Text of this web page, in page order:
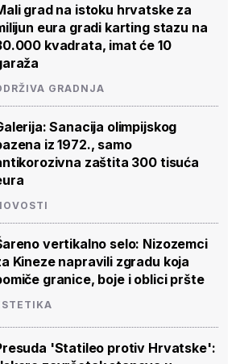
grad na istoku hrvatske za
eura gradi karting stazu na
kvadrata, imat će 10
GRADNJA
Sanacija olimpijskog
iz 1972., samo
zaštita 300 tisuća
vertikalno selo: Nizozemci
Kineze napravili zgradu koja
granice, boje i oblici pršte
'Statileo protiv Hrvatske':